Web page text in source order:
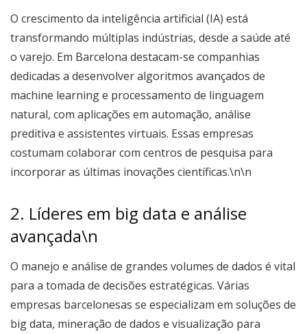
O crescimento da inteligência artificial (IA) está
transformando múltiplas indústrias, desde a saúde até
o varejo. Em Barcelona destacam-se companhias
dedicadas a desenvolver algoritmos avançados de
machine learning e processamento de linguagem
natural, com aplicações em automação, análise
preditiva e assistentes virtuais. Essas empresas
costumam colaborar com centros de pesquisa para
incorporar as últimas inovações científicas.\n\n
2. Líderes em big data e análise
avançada\n
O manejo e análise de grandes volumes de dados é vital
para a tomada de decisões estratégicas. Várias
empresas barcelonesas se especializam em soluções de
big data, mineração de dados e visualização para